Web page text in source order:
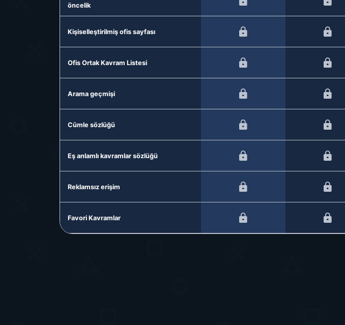
öncelik
Kişiselleştirilmiş ofis sayfası
Ofis Ortak Kavram Listesi
Arama geçmişi
Cümle sözlüğü
Eş anlamlı kavramlar sözlüğü
Reklamsız erişim
Favori Kavramlar